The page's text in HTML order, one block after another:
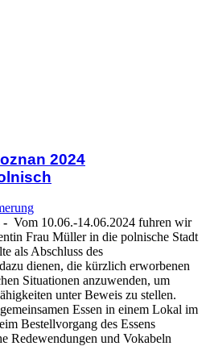
2024
- Vom 10.06.-14.06.2024 fuhren wir
Frau Müller in die polnische Stadt
als Abschluss des
dienen, die kürzlich erworbenen
Situationen anzuwenden, um
unter Beweis zu stellen.
Essen in einem Lokal im
Bestellvorgang des Essens
Redewendungen und Vokabeln